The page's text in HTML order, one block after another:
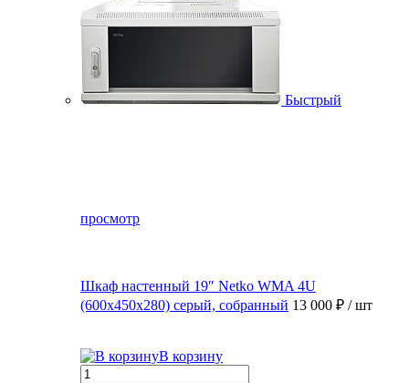
Быстрый
просмотр
Шкаф настенный 19″ Netko WMA 4U
(600x450x280) серый, собранный 13 000 ₽ / шт
В корзину